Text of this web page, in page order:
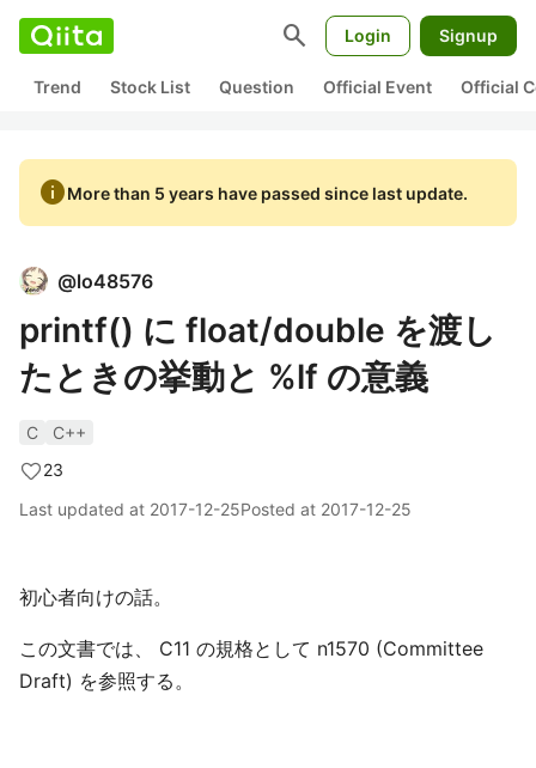
search Login Signup
Trend Stock List Question Official Event Official
infoMore than 5 years have passed since last update.
@lo48576
printf() に float/double を渡し
たときの挙動と %lf の意義
C
C++
23
Last updated at 2017-12-25Posted at 2017-12-25
初心者向けの話。
この文書では、 C11 の規格として n1570 (Committee
Draft) を参照する。